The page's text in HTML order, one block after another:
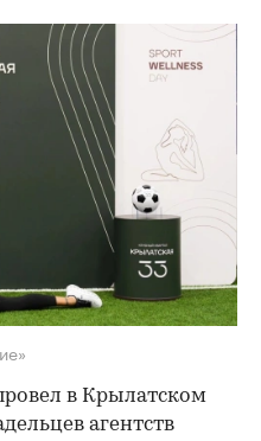
в Крылатском
агентств